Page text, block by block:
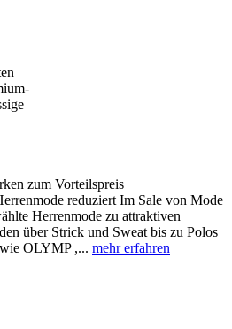
zum Vorteilspreis
reduziert Im Sale von Mode
Herrenmode zu attraktiven
über Strick und Sweat bis zu Polos
OLYMP ,... mehr erfahren